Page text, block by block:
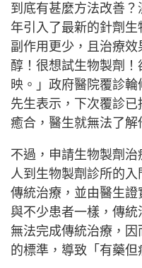
到底有甚麼方法改善
年引入了最新的針劑
副作用更少，且治療
醇！很想試生物製劑
映。」政府醫院覆診
先生表示，下次覆診
癒合，醫生就無法了解
不過，申請生物製劑
人到生物製劑診所的
傳統治療，並由醫生證
與不少患者一樣，傳統
無法完成傳統治療，
的標準，導致「有藥但